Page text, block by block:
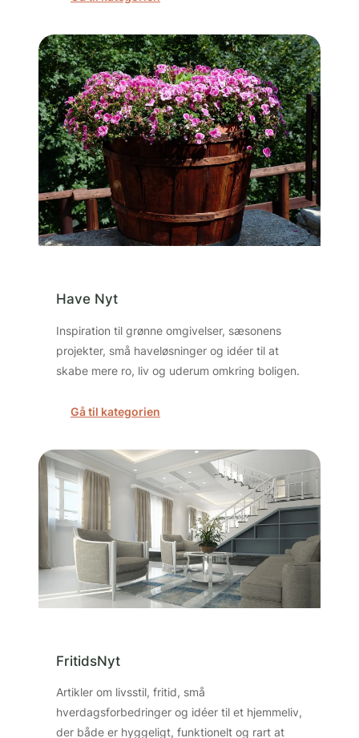
Have Nyt
Inspiration til grønne omgivelser, sæsonens
projekter, små haveløsninger og idéer til at
skabe mere ro, liv og uderum omkring boligen.
Gå til kategorien
FritidsNyt
Artikler om livsstil, fritid, små
hverdagsforbedringer og idéer til et hjemmeliv,
der både er hyggeligt, funktionelt og rart at